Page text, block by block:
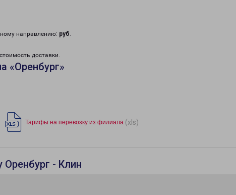
направлению: руб.
доставки.
«Оренбург»
Тарифы на перевозку из филиала (xls)
Оренбург - Клин